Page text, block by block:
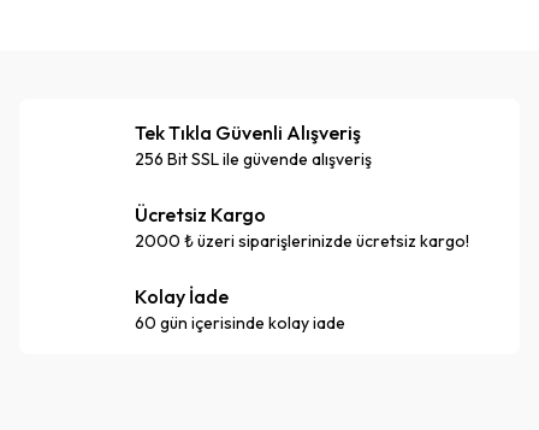
Tek Tıkla Güvenli Alışveriş
256 Bit SSL ile güvende alışveriş
Ücretsiz Kargo
2000 ₺ üzeri siparişlerinizde ücretsiz kargo!
Kolay İade
60 gün içerisinde kolay iade